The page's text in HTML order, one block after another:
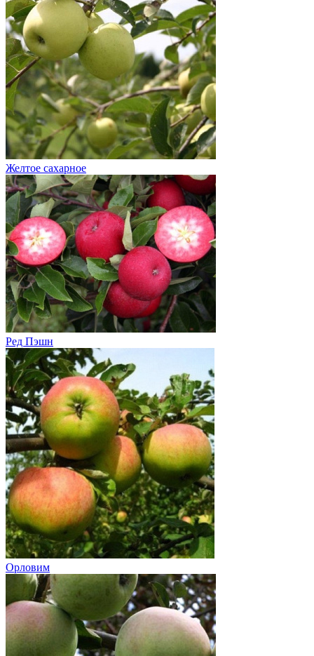
Желтое сахарное
Ред Пэшн
Орловим